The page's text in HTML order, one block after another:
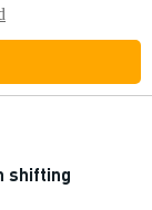
shifting